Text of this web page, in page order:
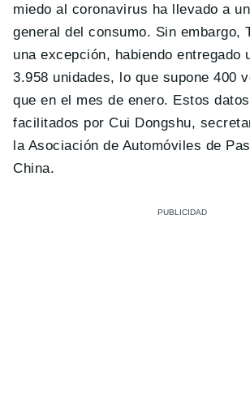
miedo al coronavirus ha llevado a
general del consumo. Sin embargo,
una excepción, habiendo entregado
3.958 unidades, lo que supone 400
que en el mes de enero. Estos
facilitados por Cui Dongshu,
la Asociación de Automóviles de
China.